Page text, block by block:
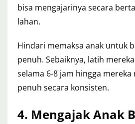
bisa mengajarinya secara
lahan.
Hindari memaksa anak untuk
penuh. Sebaiknya, latih
selama 6-8 jam hingga
penuh secara konsisten.
4. Mengajak Anak